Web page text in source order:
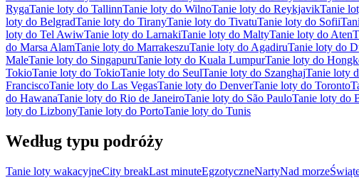
RygaTanie loty do TallinnTanie loty do WilnoTanie loty do ReykjavikTanie
loty do BelgradTanie loty do TiranyTanie loty do TivatuTanie loty do Sofii
loty do Tel AwiwTanie loty do LarnakiTanie loty do MaltyTanie loty do Aten
do Marsa AlamTanie loty do MarrakeszuTanie loty do AgadiruTanie loty do
MaleTanie loty do SingapuruTanie loty do Kuala LumpurTanie loty do
TokioTanie loty do TokioTanie loty do SeulTanie loty do SzanghajTanie loty
FranciscoTanie loty do Las VegasTanie loty do DenverTanie loty do Toronto
do HawanaTanie loty do Rio de JaneiroTanie loty do São PauloTanie loty do
loty do LizbonyTanie loty do PortoTanie loty do Tunis
Według typu podróży
Tanie loty wakacyjneCity breakLast minuteEgzotyczneNartyNad morze